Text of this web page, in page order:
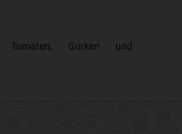
Tomaten, Gurken und